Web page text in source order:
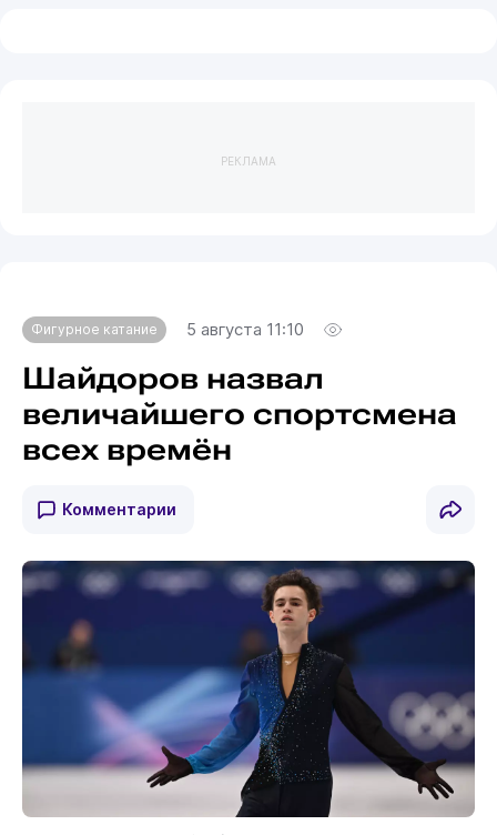
РЕКЛАМА
Фигурное катание 5 августа 11:10
Шайдоров назвал
величайшего спортсмена
всех времён
Комментарии